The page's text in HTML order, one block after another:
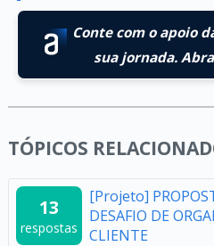
Conte com o apoio
sua jornada.
TÓPICOS
13
respostas
[Projeto]
DESAFIO DE
CLIENTE